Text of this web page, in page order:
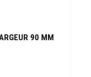
90 MM